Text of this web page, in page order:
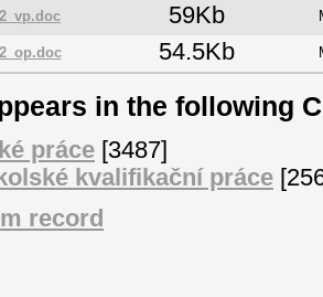
59Kb
54.5Kb
in the following
práce [3487]
kvalifikační práce
record